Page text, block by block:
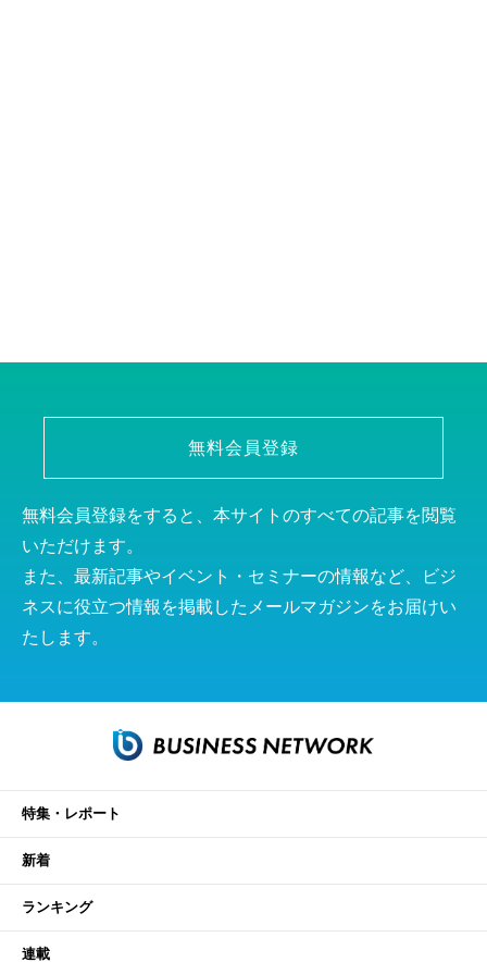
無料会員登録
無料会員登録をすると、本サイトのすべての記事を閲覧
いただけます。
また、最新記事やイベント・セミナーの情報など、ビジ
ネスに役立つ情報を掲載したメールマガジンをお届けい
たします。
特集・レポート
新着
ランキング
連載